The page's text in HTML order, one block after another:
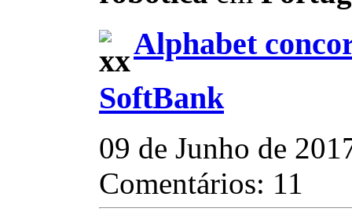
Alphabet
SoftBank
09 de Junho de
Comentários: 11